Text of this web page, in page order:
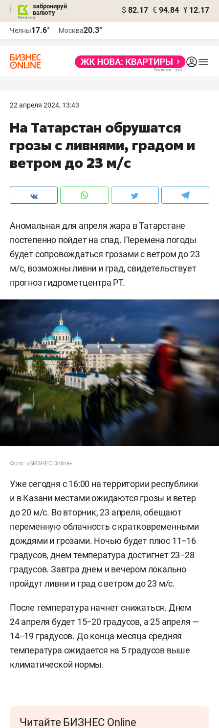
забронируй
валюту
$ 82.17 € 94.84 ¥ 12.17
Челны17.6° Москва20.3°
22 апреля 2024, 13:43
На Татарстан обрушатся
грозы с ливнями, градом и
ветром до 23 м/с
Аномальная для апреля жара в Татарстане
постепенно пойдет на спад. Перемена погоды
будет сопровождаться грозами с ветром до 23
м/с, возможны ливни и град, свидетельствует
прогноз гидрометцентра РТ.
Фото: «БИЗНЕС Online»
Уже сегодня с 16:00 на территории республики
и в Казани местами ожидаются грозы и ветер
до 20 м/с. Во вторник, 23 апреля, обещают
переменную облачность с кратковременными
дождями и грозами. Ночью будет плюс 11−16
градусов, днем температура достигнет 23−28
градусов. Завтра днем и вечером локально
пройдут ливни и град с ветром до 23 м/с.
После температура начнет снижаться. Днем
24 апреля будет 15−20 градусов, а 25 апреля —
14−19 градусов. До конца месяца средняя
температура ожидается на 5 градусов выше
климатической нормы.
Читайте БИЗНЕС Online